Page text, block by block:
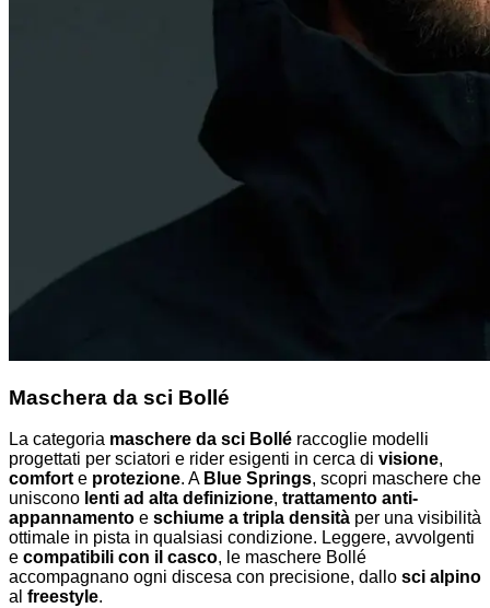
Maschera da sci Bollé
La categoria maschere da sci Bollé raccoglie modelli
progettati per sciatori e rider esigenti in cerca di visione,
comfort e protezione. A Blue Springs, scopri maschere che
uniscono lenti ad alta definizione, trattamento anti-
appannamento e schiume a tripla densità per una visibilità
ottimale in pista in qualsiasi condizione. Leggere, avvolgenti
e compatibili con il casco, le maschere Bollé
accompagnano ogni discesa con precisione, dallo sci alpino
al freestyle.